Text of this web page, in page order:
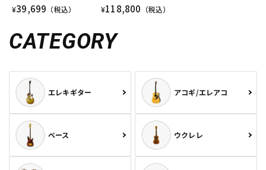
¥39,699 （税込） ¥118,800 （税込）
CATEGORY
エレキギター アコギ/エレアコ
ベース ウクレレ